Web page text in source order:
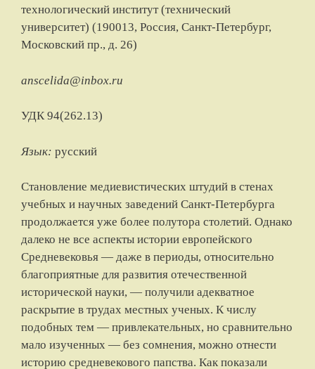
технологический институт (технический
университет) (190013, Россия, Санкт-Петербург,
Московский пр., д. 26)
anscelida@inbox.ru
УДК 94(262.13)
Язык: русский
Становление медиевистических штудий в стенах
учебных и научных заведений Санкт-Петербурга
продолжается уже более полутора столетий. Однако
далеко не все аспекты истории европейского
Средневековья — даже в периоды, относительно
благоприятные для развития отечественной
исторической науки, — получили адекватное
раскрытие в трудах местных ученых. К числу
подобных тем — привлекательных, но сравнительно
мало изученных — без сомнения, можно отнести
историю средневекового папства. Как показали